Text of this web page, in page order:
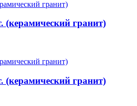
(керамический гранит)
(керамический гранит)